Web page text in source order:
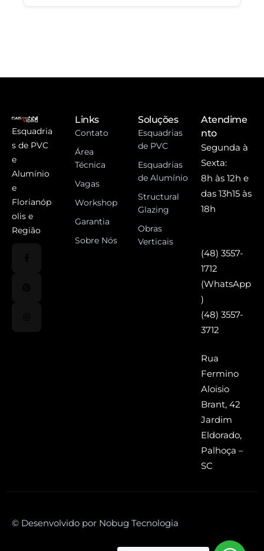
Esquadria
s de PVC
e
Alumínio
e
Florianóp
olis e
Região
Links
Contato
Área
Técnica
Vagas
Workshop
Garantia
Sobre Nós
Soluções
Esquadrias
de PVC
Esquadrias
de Alumínio
Structural
Glazing
Obras
Verticais
Atendime
nto
Segunda à
Sexta:
8h às 12h e
das 13h15 às
18h
(48) 3557-
1712
(WhatsApp
)
(48) 3557-
3712
Rua
Fermino
Aloisio
Brant, 42
Jardim
Eldorado,
Palhoça –
SC
© Desenvolvido por Nobug Tecnologia